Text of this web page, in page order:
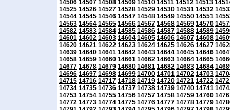
14506 14507 14508 14509 14510 14511 14512 14513
14525 14526 14527 14528 14529 14530 14531 14532
14544 14545 14546 14547 14548 14549 14550 14551
14563 14564 14565 14566 14567 14568 14569 14570
14582 14583 14584 14585 14586 14587 14588 14589
14601 14602 14603 14604 14605 14606 14607 14608
14620 14621 14622 14623 14624 14625 14626 14627
14639 14640 14641 14642 14643 14644 14645 14646
14658 14659 14660 14661 14662 14663 14664 14665
14677 14678 14679 14680 14681 14682 14683 14684
14696 14697 14698 14699 14700 14701 14702 14703
14715 14716 14717 14718 14719 14720 14721 14722
14734 14735 14736 14737 14738 14739 14740 14741
14753 14754 14755 14756 14757 14758 14759 14760
14772 14773 14774 14775 14776 14777 14778 14779